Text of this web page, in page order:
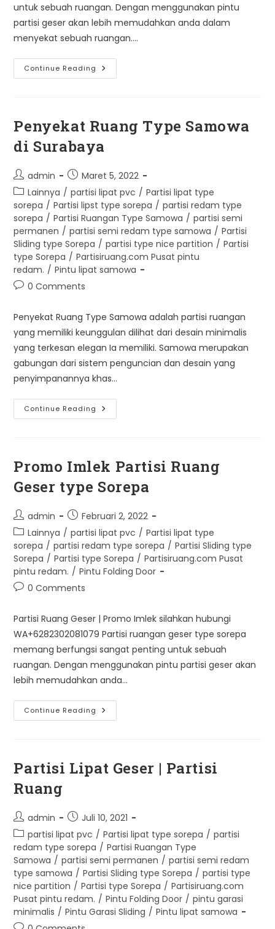
untuk sebuah ruangan. Dengan menggunakan pintu
partisi geser akan lebih memudahkan anda dalam
menyekat sebuah ruangan.…
Continue Reading Partisi
Ruang
Penyekat Ruang Type Samowa
di Surabaya
Post
author:
admin
Post
published:
Maret 5, 2022
Post
category:
Lainnya / partisi lipat pvc / Partisi lipat type
sorepa / Partisi lipst type sorepa / partisi redam type
sorepa / Partisi Ruangan Type Samowa / partisi semi
permanen / partisi semi redam type samowa / Partisi
Sliding type Sorepa / partisi type nice partition / Partisi
type Sorepa / Partisiruang.com Pusat pintu
redam. / Pintu lipat samowa
Post0 Comments
Penyekat Ruang Type Samowa adalah partisi ruangan
yang memiliki keunggulan dilihat dari desain minimalis
yang terkesan elegan Ia memiliki. Samowa merupakan
gabungan dari sistem penguncian dan desain yang
penyimpanannya khas…
Continue Reading Penyekat
Ruang
Promo Imlek Partisi Ruang
Geser type Sorepa
Post
author:
admin
Post
published:
Februari 2, 2022
Post
category:
Lainnya / partisi lipat pvc / Partisi lipat type
sorepa / partisi redam type sorepa / Partisi Sliding type
Sorepa / Partisi type Sorepa / Partisiruang.com Pusat
pintu redam. / Pintu Folding Door
Post0 Comments
Partisi Ruang Geser | Promo Imlek silahkan hubungi
WA+6282302081079 Partisi ruangan geser type sorepa
memang berfungsi sangat penting untuk sebuah
ruangan. Dengan menggunakan pintu partisi geser akan
lebih memudahkan anda…
Continue Reading Promo
Imlek
Sorepa
Partisi Lipat Geser | Partisi
Ruang
Post
author:
admin
Post
published:
Juli 10, 2021
Post
category:
partisi lipat pvc / Partisi lipat type sorepa / partisi
redam type sorepa / Partisi Ruangan Type
Samowa / partisi semi permanen / partisi semi redam
type samowa / Partisi Sliding type Sorepa / partisi type
nice partition / Partisi type Sorepa / Partisiruang.com
Pusat pintu redam. / Pintu Folding Door / pintu garasi
minimalis / Pintu Garasi Sliding / Pintu lipat samowa